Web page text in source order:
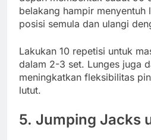
belakang hampir menyentuh
posisi semula dan ulangi
Lakukan 10 repetisi untuk
dalam 2-3 set. Lunges juga
meningkatkan fleksibilitas
lutut.
5. Jumping Jacks